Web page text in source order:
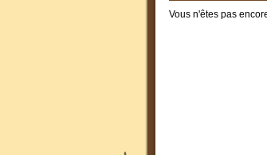
Vous n'êtes pas